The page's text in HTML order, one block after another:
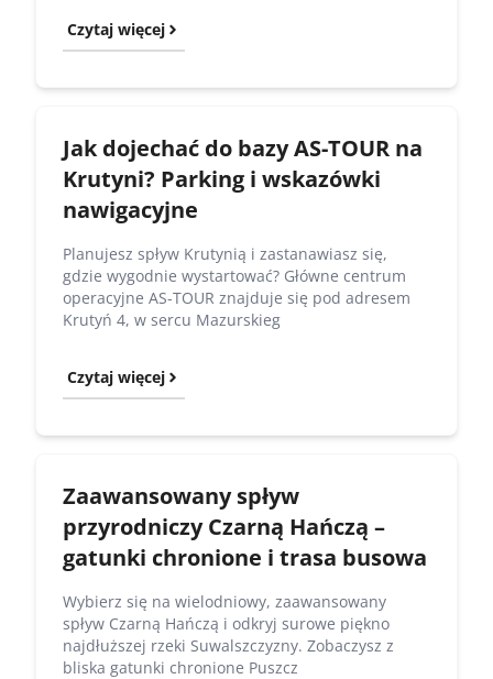
Czytaj więcej
Jak dojechać do bazy AS-TOUR na
Krutyni? Parking i wskazówki
nawigacyjne
Planujesz spływ Krutynią i zastanawiasz się,
gdzie wygodnie wystartować? Główne centrum
operacyjne AS-TOUR znajduje się pod adresem
Krutyń 4, w sercu Mazurskieg
Czytaj więcej
Zaawansowany spływ
przyrodniczy Czarną Hańczą –
gatunki chronione i trasa busowa
Wybierz się na wielodniowy, zaawansowany
spływ Czarną Hańczą i odkryj surowe piękno
najdłuższej rzeki Suwalszczyzny. Zobaczysz z
bliska gatunki chronione Puszcz